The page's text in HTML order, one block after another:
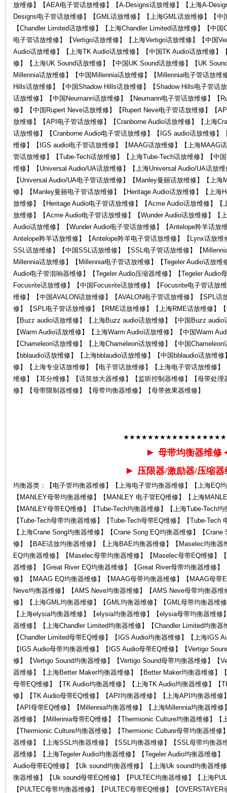
放维修】【AEA电子管话放维修】【A-Designs话放维修】【上海A-
Designs电子管话放维修】【GML话放维修】【上海GML话放维修】【
【Chandler Limited话放维修】【上海Chandler Limited话放维修】【中
电子管话放维修】【Vertigo话放维修】【上海Vertigo话放维修】【中国
Audio话放维修】【上海TK Audio话放维修】【中国TK Audio话放维修】
修】【上海UK Sound话放维修】【中国UK Sound话放维修】【UK
Millennia话放维修】【中国Millennia话放维修】【Millennia电子管话放
Hills话放维修】【中国Shadow Hills话放维修】【Shadow Hills电子管话
话放维修】【中国Neumann话放维修】【Neumann电子管话放维修】【
修】【中国Rupert Neve话放维修】【Rupert Neve电子管话放维修】【
放维修】【API电子管话放维修】【Cranborne Audio话放维修】【上海
话放维修】【Cranborne Audio电子管话放维修】【IGS audio话放维修
维修】【IGS audio电子管话放维修】【MAAG话放维修】【上海MAAG
管话放维修】【Tube-Tech话放维修】【上海Tube-Tech话放维修】【中
维修】【Universal Audio/UA话放维修】【上海Universal Audio/UA话放
【Universal Audio/UA电子管话放维修】【Manley曼丽话放维修】【上
修】【Manley曼丽电子管话放维修】【Heritage Audio话放维修】【上海
放维修】【Heritage Audio电子管话放维修】【Acme Audio话放维修】
放维修】【Acme Audio电子管话放维修】【Wunder Audio话放维修】【
Audio话放维修】【Wunder Audio电子管话放维修】【Antelope羚羊话放
Antelope羚羊话放维修】【Antelope羚羊电子管话放维修】【Lynx话放
SSL话放维修】【中国SSL话放维修】【SSL电子管话放维修】【
Millennia话放维修】【Millennia电子管话放维修】【Tegeler Audio话放
Audio电子管混响器维修】【Tegeler Audio压缩器维修】【Tegeler Audio
Focusrite话放维修】【中国Focusrite话放维修】【Focusrite电子管话放
维修】【中国AVALON话放维修】【AVALON电子管话放维修】【SPL
修】【SPL电子管话放维修】【RME话放维修】【上海RME话放维修】
【Buzz audio话放维修】【上海Buzz audio话放维修】【中国Buzz
【Warm Audio话放维修】【上海Warm Audio话放维修】【中国Warm
【Chameleon话放维修】【上海Chameleon话放维修】【中国
【bblaudio话放维修】【上海bblaudio话放维修】【中国bblaudio话放维
修】【上海专业话放维修】【电子管话放维修】【上海电子管话放维修
维修】【耳分维修】【话筒放大器维修】【监听控制器维修】【母带处
修】【母带限制器维修】【母带均衡器维修】【母带效果器维修】
► 母带均衡器维修
► 压限器/激励器/压缩器
均衡器类：【电子管均衡器维修】【上海电子管均衡器维修】【上海EQ
【MANLEY母带均衡器维修】【MANLEY 电子管EQ维修】【上海
【MANLEY母带EQ维修】【Tube-Tech均衡器维修】【上海Tube-Tech
【Tube-Tech母带均衡器维修】【Tube-Tech母带EQ维修】【Tube-
【上海Crane Song均衡器维修】【Crane Song EQ均衡器维修】【
修】【BAE话放均衡器维修】【上海BAE均衡器维修】【Maselec均衡
EQ均衡器维修】【Maselec母带均衡器维修】【Maselec母带EQ维修】
器维修】【Great River EQ均衡器维修】【Great River母带均衡器维修
修】【MAAG EQ均衡器维修】【MAAG母带均衡器维修】【MAAG母
Neve均衡器维修】【AMS Neve均衡器维修】【AMS Neve母带均衡器
修】【上海GML均衡器维修】【GML均衡器维修】【GML母带均衡器维
【上海elysia均衡器维修】【elysia均衡器维修】【elysia母带均衡器维
器维修】【上海Chandler Limited均衡器维修】【Chandler Limited均衡
【Chandler Limited母带EQ维修】【IGS Audio均衡器维修】【上海IGS
【IGS Audio母带均衡器维修】【IGS Audio母带EQ维修】【Vertigo
修】【Vertigo Sound均衡器维修】【Vertigo Sound母带均衡器维修】【
器维修】【上海Better Maker均衡器维修】【Better Maker均衡器维修】
母带EQ维修】【TK Audio均衡器维修】【上海TK Audio均衡器维修】【
修】【TK Audio母带EQ维修】【API均衡器维修】【上海API均衡器维
【API母带EQ维修】【Millennia均衡器维修】【上海Millennia均衡器维
器维修】【Millennia母带EQ维修】【Thermionic Culture均衡器维修】【
【Thermionic Culture均衡器维修】【Thermionic Culture母带均衡器维
器维修】【上海SSL均衡器维修】【SSL均衡器维修】【SSL母带均衡器
器维修】【上海Tegeler Audio均衡器维修】【Tegeler Audio均衡器维修
Audio母带EQ维修】【Uk sound均衡器维修】【上海Uk sound均衡器维
衡器维修】【Uk sound母带EQ维修】【PULTEC均衡器维修】【上海
【PULTEC母带均衡器维修】【PULTEC母带EQ维修】【